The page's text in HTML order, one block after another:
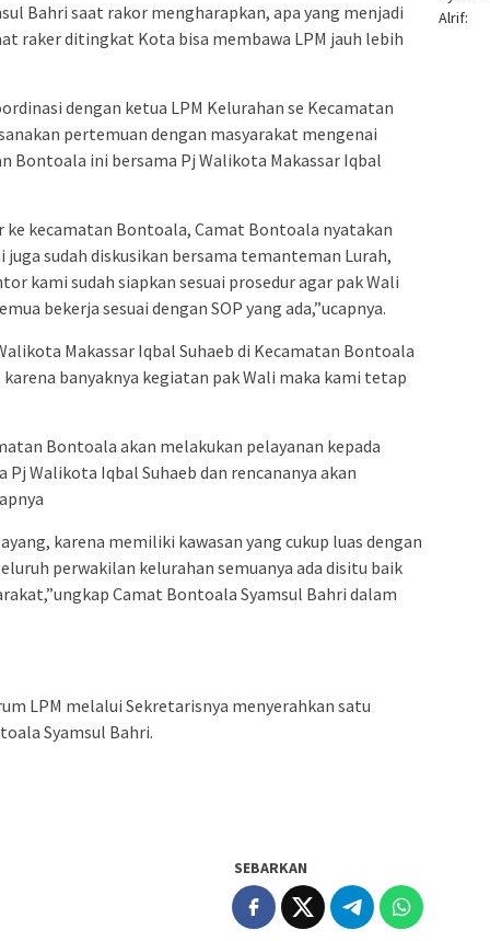
Bahri saat rakor mengharapkan, apa yang menjadi
raker ditingkat Kota bisa membawa LPM jauh lebih
dengan ketua LPM Kelurahan se Kecamatan
pertemuan dengan masyarakat mengenai
Bontoala ini bersama Pj Walikota Makassar Iqbal
ke kecamatan Bontoala, Camat Bontoala nyatakan
juga sudah diskusikan bersama temanteman Lurah,
kami sudah siapkan sesuai prosedur agar pak Wali
bekerja sesuai dengan SOP yang ada,”ucapnya.
Makassar Iqbal Suhaeb di Kecamatan Bontoala
banyaknya kegiatan pak Wali maka kami tetap
Bontoala akan melakukan pelayanan kepada
Walikota Iqbal Suhaeb dan rencananya akan
karena memiliki kawasan yang cukup luas dengan
perwakilan kelurahan semuanya ada disitu baik
Camat Bontoala Syamsul Bahri dalam
LPM melalui Sekretarisnya menyerahkan satu
Syamsul Bahri.
SEBARKAN